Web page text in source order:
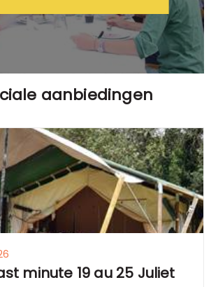
aanbiedingen
minute 19 au 25 Juliet